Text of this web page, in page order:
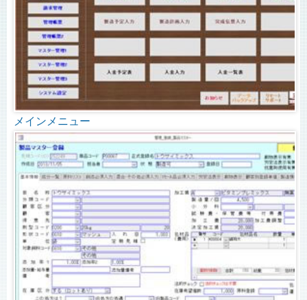
メインメニュー